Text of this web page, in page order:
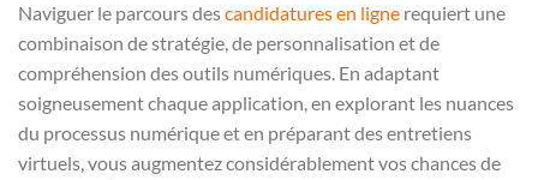
Naviguer le parcours descandidatures en ligne requiert une
combinaison de stratégie, de personnalisation et de
compréhension des outils numériques. En adaptant
soigneusement chaque application, en explorant les nuances
du processus numérique et en préparant des entretiens
virtuels, vous augmentez considérablement vos chances de